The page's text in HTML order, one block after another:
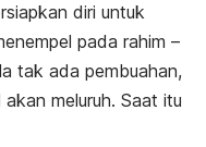
diri untuk
pada rahim –
tak ada pembuahan,
meluruh. Saat itu